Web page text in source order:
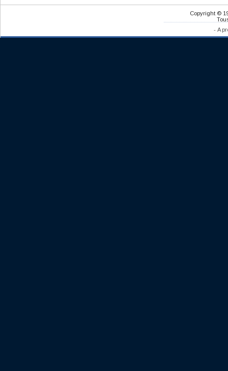
Copyright ©
- A